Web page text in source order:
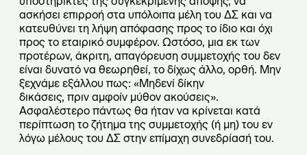
ασκήσει επιρροή στα υπόλοιπα μέλη του ΔΣ και να
κατευθύνει τη λήψη απόφασης προς το ίδιο και όχι
προς το εταιρικό συμφέρον. Ωστόσο, μια εκ των
προτέρων, άκριτη, απαγόρευση συμμετοχής του δεν
είναι δυνατό να θεωρηθεί, το δίχως άλλο, ορθή. Μην
ξεχνάμε εξάλλου πως: «Μηδενί δίκην
δικάσεις, πριν αμφοίν μύθον ακούσεις».
Ασφαλέστερο πάντως θα ήταν να κρίνεται κατά
περίπτωση το ζήτημα της συμμετοχής (ή μη) του εν
λόγω μέλους του ΔΣ στην επίμαχη συνεδρίασή του.